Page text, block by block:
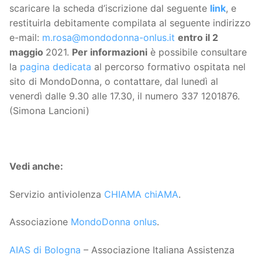
scaricare la scheda d’iscrizione dal seguente link, e
restituirla debitamente compilata al seguente indirizzo
e-mail: m.rosa@mondodonna-onlus.it entro il 2
maggio 2021. Per informazioni è possibile consultare
la pagina dedicata al percorso formativo ospitata nel
sito di MondoDonna, o contattare, dal lunedì al
venerdì dalle 9.30 alle 17.30, il numero 337 1201876.
(Simona Lancioni)
Vedi anche:
Servizio antiviolenza CHIAMA chiAMA.
Associazione MondoDonna onlus.
AIAS di Bologna – Associazione Italiana Assistenza